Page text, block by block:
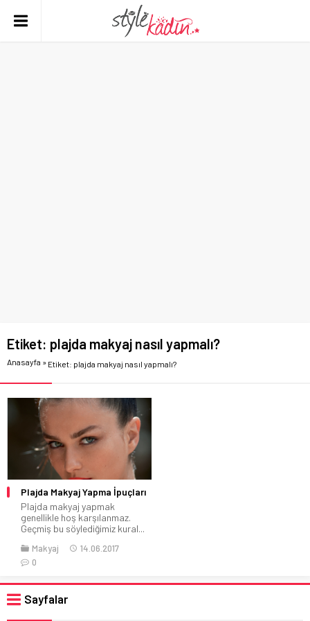
Etiket: plajda makyaj nasıl yapmalı?
Anasayfa » Etiket: plajda makyaj nasıl yapmalı?
Plajda Makyaj Yapma İpuçları
Plajda makyaj yapmak
genellikle hoş karşılanmaz.
Geçmiş bu söylediğimiz kural...
Makyaj
14.06.2017
0
Sayfalar